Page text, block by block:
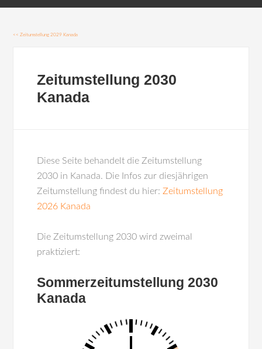
<<Zeitumstellung 2029 Kanada
Zeitumstellung 2030
Kanada
Diese Seite behandelt die Zeitumstellung
2030 in Kanada. Die Infos zur diesjährigen
Zeitumstellung findest du hier:Zeitumstellung
2026 Kanada
Die Zeitumstellung 2030 wird zweimal
praktiziert:
Sommerzeitumstellung 2030
Kanada